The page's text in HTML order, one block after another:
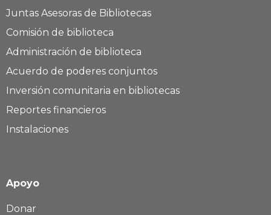
Juntas Asesoras de Bibliotecas
Comisión de biblioteca
Administración de biblioteca
Acuerdo de poderes conjuntos
Inversión comunitaria en bibliotecas
Reportes financieros
Instalaciones
Apoyo
Donar